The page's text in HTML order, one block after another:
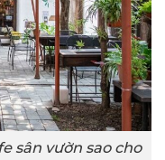
sân vườn sao cho